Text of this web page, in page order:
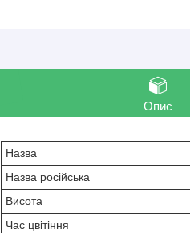
Опис
Назва
Назва російська
Висота
Час цвітіння